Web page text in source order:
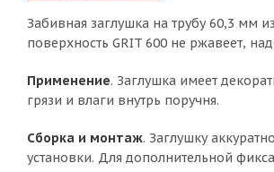
Забивная заглушка на трубу 60,3 мм
поверхность GRIT 600 не ржавеет,
Применение. Заглушка имеет
грязи и влаги внутрь поручня.
Сборка и монтаж. Заглушку
установки. Для дополнительной